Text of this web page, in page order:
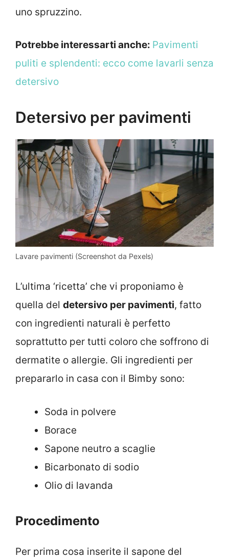
uno spruzzino.
Potrebbe interessarti anche: Pavimenti
puliti e splendenti: ecco come lavarli senza
detersivo
Detersivo per pavimenti
Lavare pavimenti (Screenshot da Pexels)
L’ultima ‘ricetta’ che vi proponiamo è
quella del detersivo per pavimenti, fatto
con ingredienti naturali è perfetto
soprattutto per tutti coloro che soffrono di
dermatite o allergie. Gli ingredienti per
prepararlo in casa con il Bimby sono:
Soda in polvere
Borace
Sapone neutro a scaglie
Bicarbonato di sodio
Olio di lavanda
Procedimento
Per prima cosa inserite il sapone del